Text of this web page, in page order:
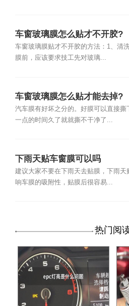
车窗玻璃膜怎么贴才不开胶?
车窗玻璃膜贴才不开胶的方法：1、清
膜前，应该要求技工先对玻璃...
车窗玻璃膜怎么贴才能去掉?
汽车膜有好坏之分的。好膜可以直接撕
一点的时间久了就就撕不干净了...
下雨天贴车窗膜可以吗
建议大家不要在下雨天去贴膜，下雨天
响车膜的吸附性，贴膜后很容易...
热门阅